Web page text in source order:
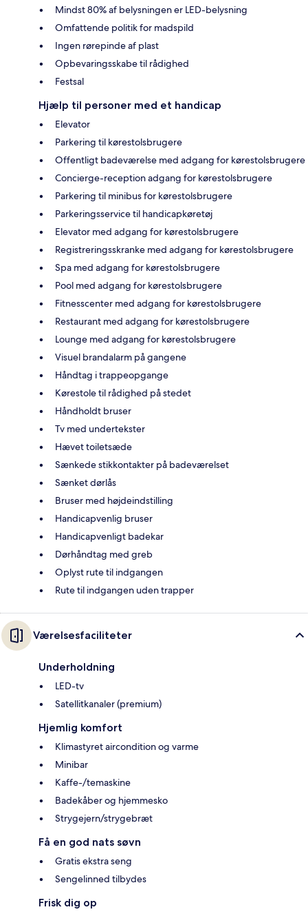
Mindst 80% af belysningen er LED-belysning
Omfattende politik for madspild
Ingen rørepinde af plast
Opbevaringsskabe til rådighed
Festsal
Hjælp til personer med et handicap
Elevator
Parkering til kørestolsbrugere
Offentligt badeværelse med adgang for kørestolsbrugere
Concierge-reception adgang for kørestolsbrugere
Parkering til minibus for kørestolsbrugere
Parkeringsservice til handicapkøretøj
Elevator med adgang for kørestolsbrugere
Registreringsskranke med adgang for kørestolsbrugere
Spa med adgang for kørestolsbrugere
Pool med adgang for kørestolsbrugere
Fitnesscenter med adgang for kørestolsbrugere
Restaurant med adgang for kørestolsbrugere
Lounge med adgang for kørestolsbrugere
Visuel brandalarm på gangene
Håndtag i trappeopgange
Kørestole til rådighed på stedet
Håndholdt bruser
Tv med undertekster
Hævet toiletsæde
Sænkede stikkontakter på badeværelset
Sænket dørlås
Bruser med højdeindstilling
Handicapvenlig bruser
Handicapvenligt badekar
Dørhåndtag med greb
Oplyst rute til indgangen
Rute til indgangen uden trapper
Værelsesfaciliteter
Underholdning
LED-tv
Satellitkanaler (premium)
Hjemlig komfort
Klimastyret aircondition og varme
Minibar
Kaffe-/temaskine
Badekåber og hjemmesko
Strygejern/strygebræt
Få en god nats søvn
Gratis ekstra seng
Sengelinned tilbydes
Frisk dig op